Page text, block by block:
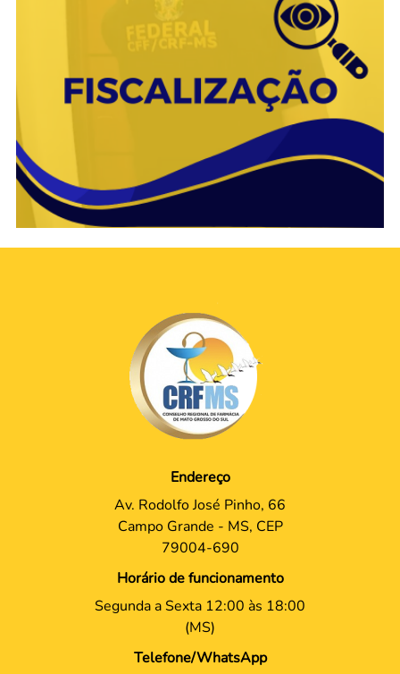
Endereço
Av. Rodolfo José Pinho, 66
Campo Grande - MS, CEP
79004-690
Horário de funcionamento
Segunda a Sexta 12:00 às 18:00
(MS)
Telefone/WhatsApp